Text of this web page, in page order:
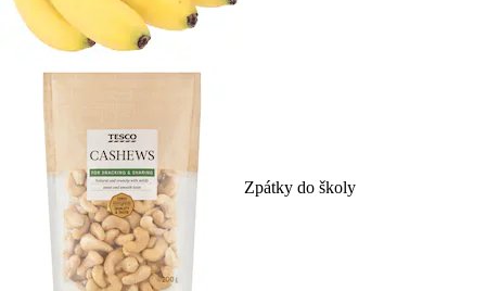
Zpátky do školy